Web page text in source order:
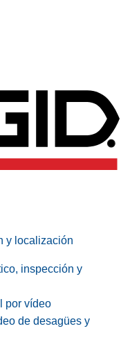
y localización
inspección y
por vídeo
de desagües y